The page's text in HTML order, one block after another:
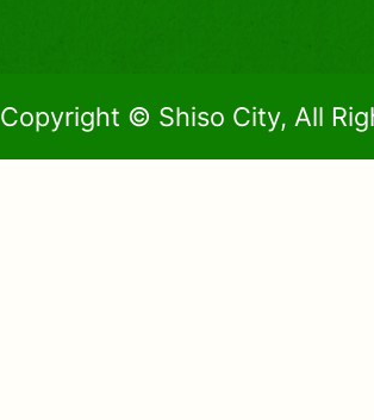
Copyright © Shiso City, All